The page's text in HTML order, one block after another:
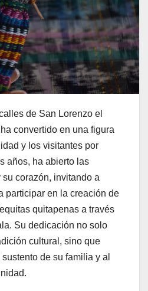
de San Lorenzo el
convertido en una figura
y los visitantes por
años, ha abierto las
corazón, invitando a
participar en la creación de
quitapenas a través
Su dedicación no solo
cultural, sino que
de su familia y al